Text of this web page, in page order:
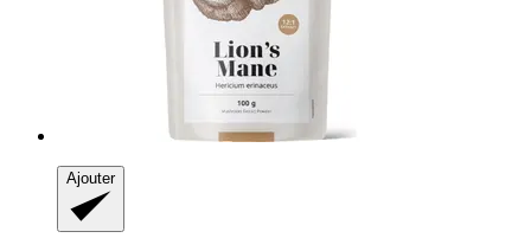
Ajouter